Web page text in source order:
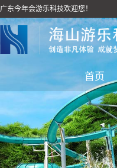
广东今年会游乐科技欢迎您！
首页